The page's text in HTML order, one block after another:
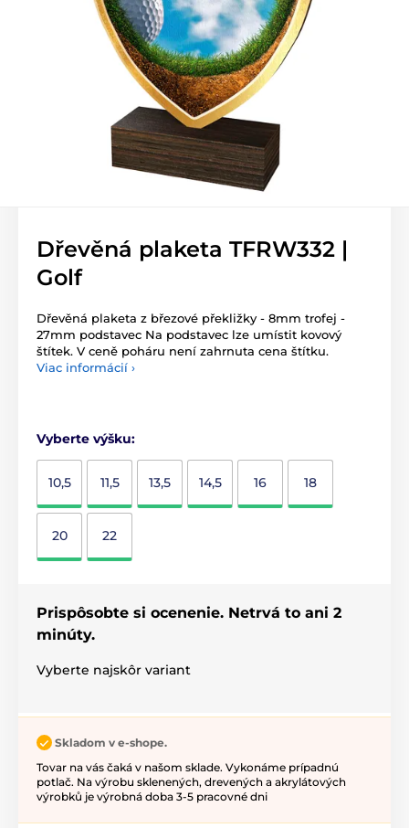
Dřevěná plaketa TFRW332 |
Golf
Dřevěná plaketa z březové překližky - 8mm trofej -
27mm podstavec Na podstavec lze umístit kovový
štítek. V ceně poháru není zahrnuta cena štítku.
Viac informácií ›
Vyberte výšku:
10,5 11,5 13,5 14,5 16 18
20 22
Prispôsobte si ocenenie. Netrvá to ani 2
minúty.
Vyberte najskôr variant
Skladom v e-shope.
Tovar na vás čaká v našom sklade. Vykonáme prípadnú
potlač. Na výrobu sklenených, drevených a akrylátových
výrobků je výrobná doba 3-5 pracovné dni